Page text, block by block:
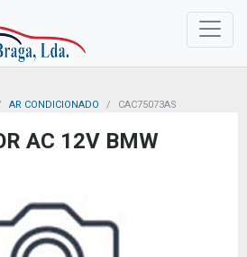
AR CONDICIONADO CAC75073AS
AC 12V BMW